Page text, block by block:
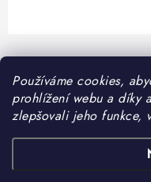
Používáme cookies,
prohlížení webu a díky
zlepšovali jeho funkce,
Z
á
Informace pro vás
Kontakt
Možnosti dopravy
Hodnocení obchodu
❤️ Oblíbené kategorie